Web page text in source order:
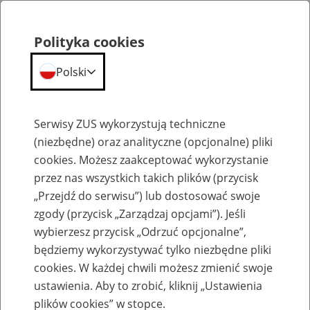
Emerytury
Baza zlikwidowanych lub
przekształconych zakładów pracy
Polityka cookies
Polski
Serwisy ZUS wykorzystują techniczne
(niezbędne) oraz analityczne (opcjonalne) pliki
cookies. Możesz zaakceptować wykorzystanie
przez nas wszystkich takich plików (przycisk
„Przejdź do serwisu”) lub dostosować swoje
zgody (przycisk „Zarządzaj opcjami”). Jeśli
wybierzesz przycisk „Odrzuć opcjonalne”,
będziemy wykorzystywać tylko niezbędne pliki
cookies. W każdej chwili możesz zmienić swoje
ustawienia. Aby to zrobić, kliknij „Ustawienia
plików cookies” w stopce.